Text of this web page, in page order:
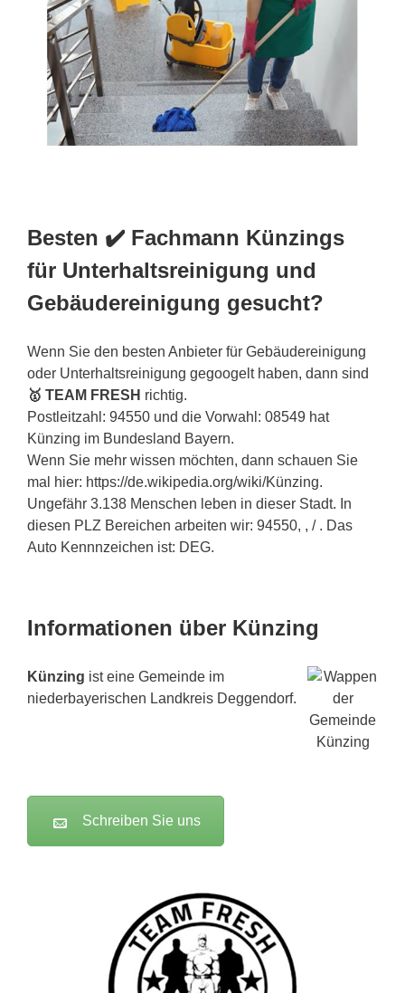
Besten ✔️ Fachmann Künzings
für Unterhaltsreinigung und
Gebäudereinigung gesucht?
Wenn Sie den besten Anbieter für Gebäudereinigung
oder Unterhaltsreinigung gegoogelt haben, dann sind
🥇 TEAM FRESH richtig.
Postleitzahl: 94550 und die Vorwahl: 08549 hat
Künzing im Bundesland Bayern.
Wenn Sie mehr wissen möchten, dann schauen Sie
mal hier: https://de.wikipedia.org/wiki/Künzing.
Ungefähr 3.138 Menschen leben in dieser Stadt. In
diesen PLZ Bereichen arbeiten wir: 94550, , / . Das
Auto Kennnzeichen ist: DEG.
Informationen über Künzing
Künzing ist eine Gemeinde im
niederbayerischen Landkreis Deggendorf.
Schreiben Sie uns